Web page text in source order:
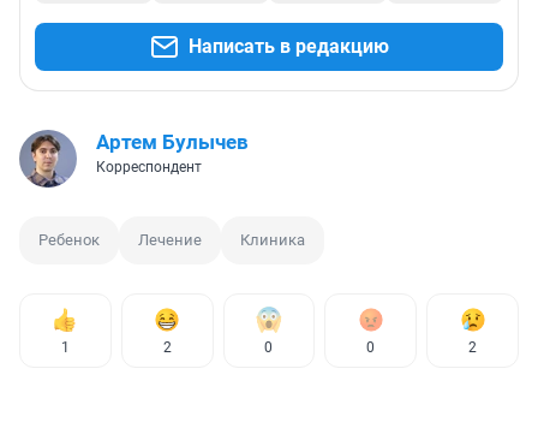
Написать в редакцию
Артем Булычев
Корреспондент
Ребенок Лечение Клиника
1 2 0 0 2